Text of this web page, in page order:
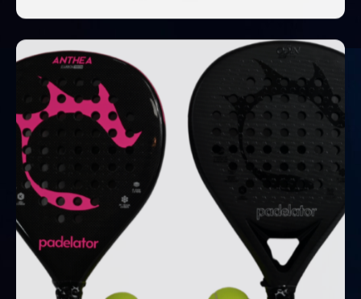
PALAS DE PÁDEL